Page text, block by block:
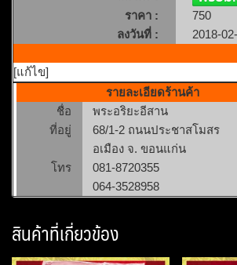
ราคา :
750
ลงวันที่ :
2018-
[แก้ไข]
รายละเอียดร้านค้า
ชื่อ
พระอริยะอีสาน
ที่อยู่
68/1-2 ถนนประชาสโมสร
อเมือง จ. ขอนแก่น
โทร
081-8720355
064-3528958
สินค้าที่เกี่ยวข้อง